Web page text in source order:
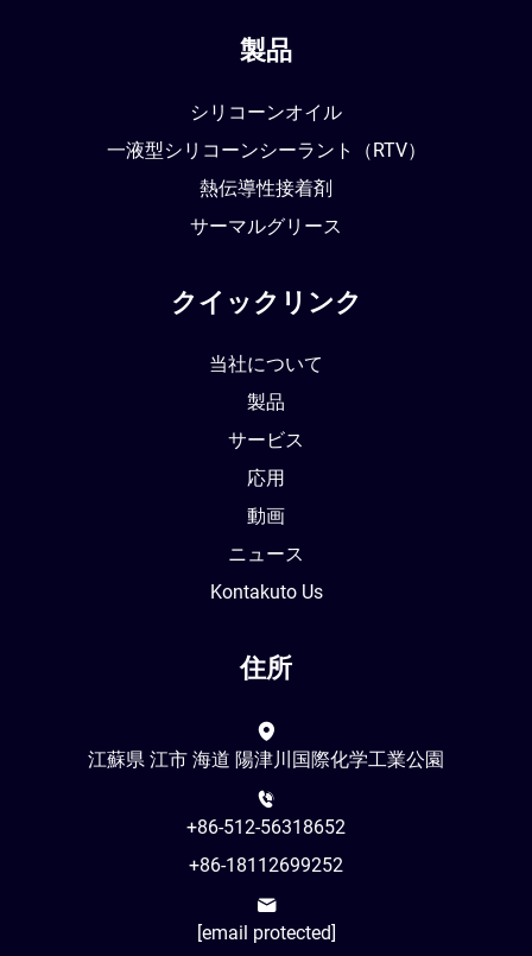
製品
シリコーンオイル
一液型シリコーンシーラント（RTV）
熱伝導性接着剤
サーマルグリース
クイックリンク
当社について
製品
サービス
応用
動画
ニュース
Kontakuto Us
住所
江蘇県 江市 海道 陽津川国際化学工業公園
+86-512-56318652
+86-18112699252
[email protected]